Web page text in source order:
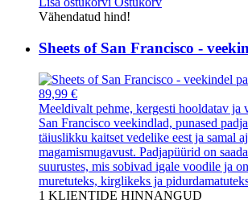
Vähendatud hind!
Sheets of San Francisco -
89,99 €
Meeldivalt pehme, kergesti hooldatav ja
San Francisco veekindlad, punased
täiuslikku kaitset vedelike eest ja samal
magamismugavust. Padjapüürid on
suurustes, mis sobivad igale voodile ja
muretuteks, kirglikeks ja
1 KLIENTIDE HINNANGUD